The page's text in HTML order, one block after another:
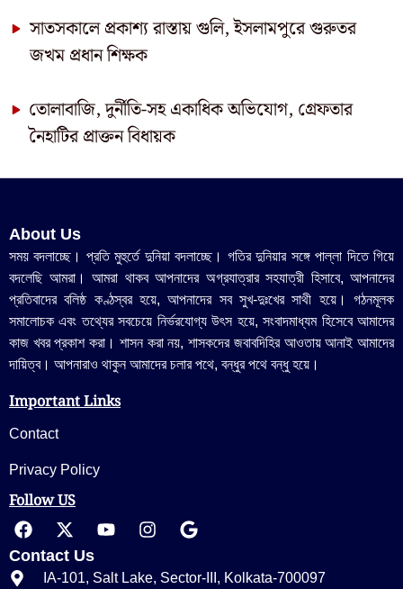
সাতসকালে প্রকাশ্য রাস্তায় গুলি, ইসলামপুরে গুরুতর
জখম প্রধান শিক্ষক
তোলাবাজি, দুর্নীতি-সহ একাধিক অভিযোগ, গ্রেফতার
নৈহাটির প্রাক্তন বিধায়ক
About Us
সময় বদলাচ্ছে। প্রতি মুহুর্তে দুনিয়া বদলাচ্ছে। গতির দুনিয়ার সঙ্গে পাল্লা দিতে গিয়ে
বদলেছি আমরা। আমরা থাকব আপনাদের অগ্রযাত্রার সহযাত্রী হিসাবে, আপনাদের
প্রতিবাদের বলিষ্ঠ কণ্ঠস্বর হয়ে, আপনাদের সব সুখ-দুঃখের সাথী হয়ে। গঠনমূলক
সমালোচক এবং তথ্যের সবচেয়ে নির্ভরযোগ্য উ‍ৎস হয়ে, সংবাদমাধ্যম হিসেবে আমাদের
কাজ খবর প্রকাশ করা। শাসন করা নয়, শাসকদের জবাবদিহির আওতায় আনাই আমাদের
দায়িত্ব। আপনারাও থাকুন আমাদের চলার পথে, বন্ধুর পথে বন্ধু হয়ে।
Important Links
Contact
Privacy Policy
Follow US
Contact Us
IA-101, Salt Lake, Sector-III, Kolkata-700097